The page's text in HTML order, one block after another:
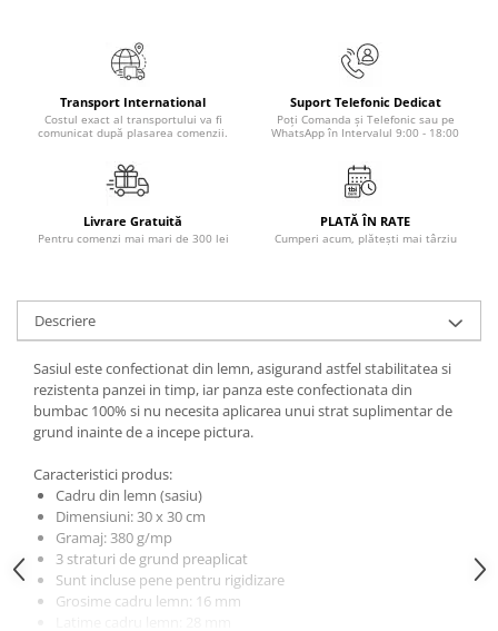
Vindecare Spirituala
Gastronomik
Medicina & Farmacie
SealfHealing
Sport
Starea de bine
Terapii Alternative
AudioBook
Beletristica
Biografii, Memorii, Jurnale
Carti erotice
Carti pentru Adolescenti, Young
Adult
Transport International
Costul exact al transportului va fi
comunicat după plasarea comenzii.
Suport Telefonic Dedicat
Poți Comanda și Telefonic sau pe
WhatsApp în Intervalul 9:00 - 18:00
Livrare Gratuită
Pentru comenzi mai mari de 300 lei
PLATĂ ÎN RATE
Cumperi acum, plătești mai târziu
Descriere
Sasiul este confectionat din lemn, asigurand astfel stabilitatea si
rezistenta panzei in timp, iar panza este confectionata din
bumbac 100% si nu necesita aplicarea unui strat suplimentar de
grund inainte de a incepe pictura.
Caracteristici produs:
Cadru din lemn (sasiu)
Dimensiuni: 30 x 30 cm
Gramaj: 380 g/mp
3 straturi de grund preaplicat
Sunt incluse pene pentru rigidizare
Grosime cadru lemn: 16 mm